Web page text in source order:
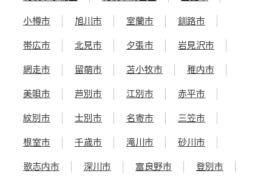
小樽市 旭川市 室蘭市 釧路市
帯広市 北見市 夕張市 岩見沢市
網走市 留萌市 苫小牧市 稚内市
美唄市 芦別市 江別市 赤平市
紋別市 士別市 名寄市 三笠市
根室市 千歳市 滝川市 砂川市
歌志内市 深川市 富良野市 登別市